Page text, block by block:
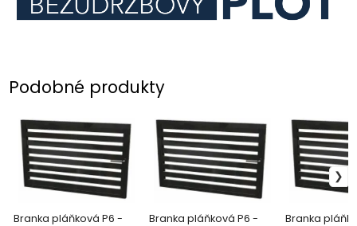
Podobné produkty
Branka pláňková P6 -
Branka pláňková P6 -
Branka